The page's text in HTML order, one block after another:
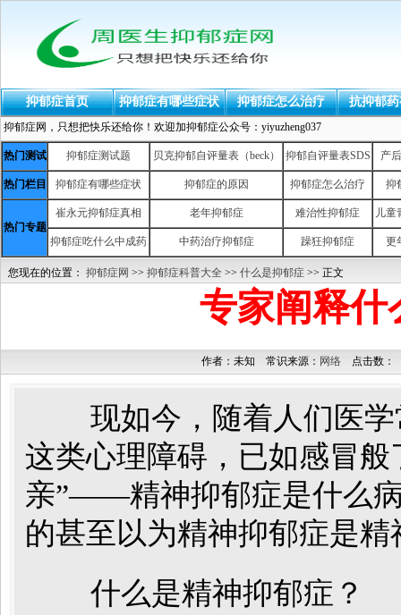
抑郁症首页 抑郁症有哪些症状 抑郁症怎么治疗 抗抑郁
抑郁症网，只想把快乐还给你！欢迎加抑郁症公众号：yiyuzheng037
热门测试 抑郁症测试题 贝克抑郁自评量表（beck） 抑郁自评量表SDS 产
热门栏目 抑郁症有哪些症状 抑郁症的原因 抑郁症怎么治疗 抑
热门专题
崔永元抑郁症真相 老年抑郁症 难治性抑郁症 儿童
抑郁症吃什么中成药 中药治疗抑郁症 躁狂抑郁症 更
您现在的位置： 抑郁症网 >> 抑郁症科普大全 >> 什么是抑郁症 >> 正文
专家阐释什
作者：未知 常识来源： 网络点击数：
现如今，随着人们医学
这类心理障碍，已如感冒
亲”——精神抑郁症是什么
的甚至以为精神抑郁症是精
什么是精神抑郁症？